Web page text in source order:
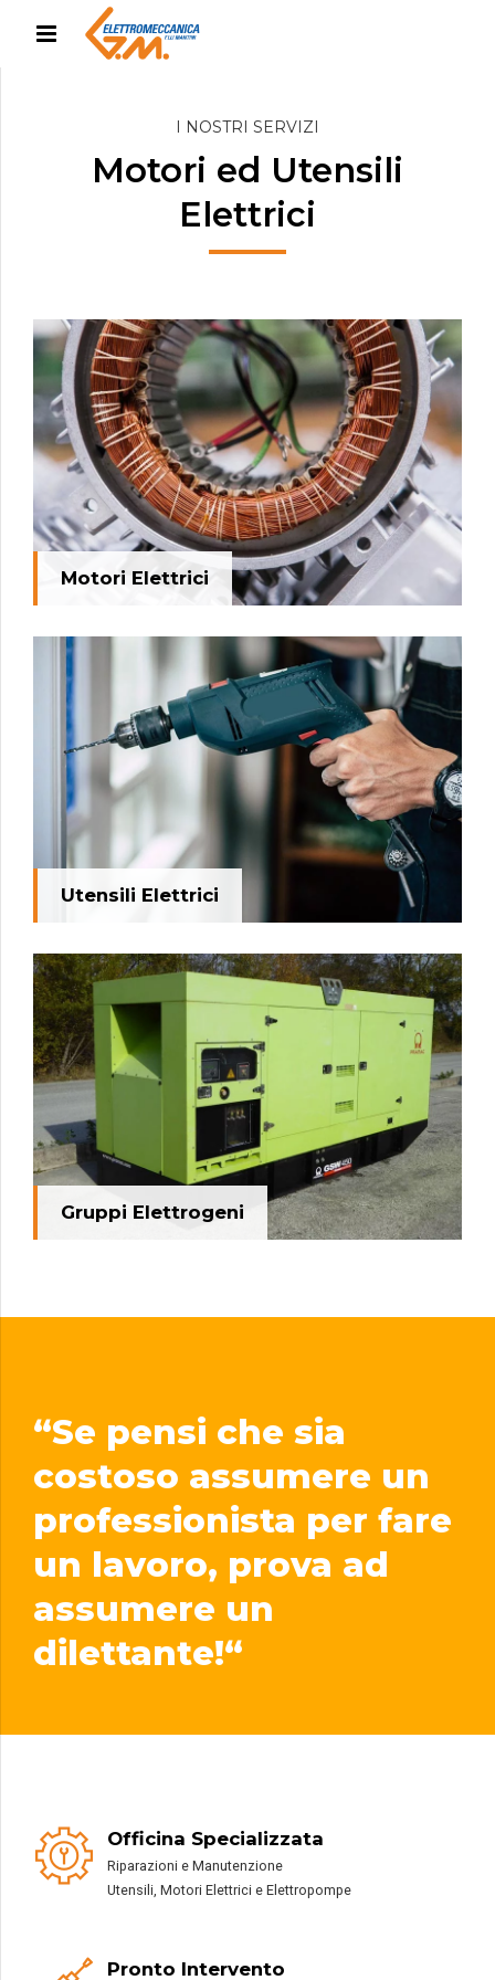
I NOSTRI SERVIZI
Motori ed Utensili
Elettrici
Motori Elettrici
Utensili Elettrici
Gruppi Elettrogeni
“Se pensi che sia
costoso assumere un
professionista per fare
un lavoro, prova ad
assumere un
dilettante!“
Officina Specializzata
Riparazioni e Manutenzione
Utensili, Motori Elettrici e Elettropompe
Pronto Intervento